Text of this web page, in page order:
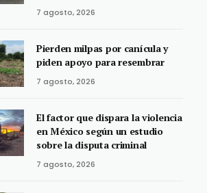
7 agosto, 2026
Pierden milpas por canícula y
piden apoyo para resembrar
7 agosto, 2026
El factor que dispara la violencia
en México según un estudio
sobre la disputa criminal
7 agosto, 2026